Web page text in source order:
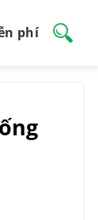
phí